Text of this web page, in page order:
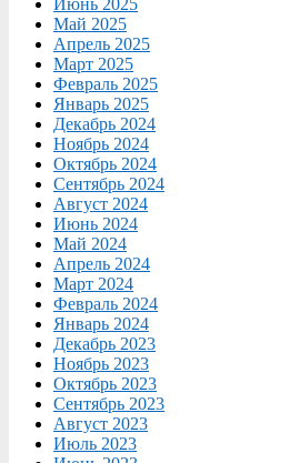
Май 2025
Апрель 2025
Март 2025
Февраль 2025
Январь 2025
Декабрь 2024
Ноябрь 2024
Октябрь 2024
Сентябрь 2024
Август 2024
Июнь 2024
Май 2024
Апрель 2024
Март 2024
Февраль 2024
Январь 2024
Декабрь 2023
Ноябрь 2023
Октябрь 2023
Сентябрь 2023
Август 2023
Июль 2023